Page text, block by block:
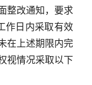
整改通知，要求
作日内采取有效
在上述期限内完
视情况采取以下